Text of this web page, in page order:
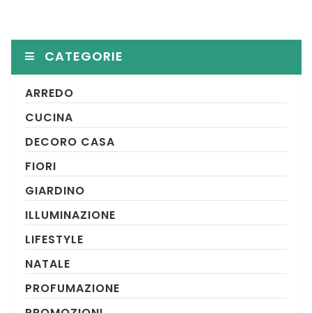
CATEGORIE
ARREDO
CUCINA
DECORO CASA
FIORI
GIARDINO
ILLUMINAZIONE
LIFESTYLE
NATALE
PROFUMAZIONE